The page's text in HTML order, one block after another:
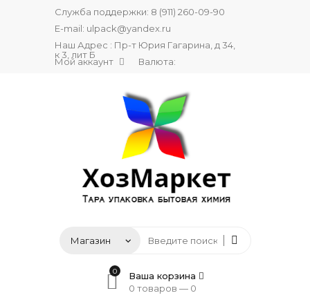
Служба поддержки: 8 (911) 260-09-90
E-mail: ulpack@yandex.ru
Наш Адрес : Пр-т Юрия Гагарина, д 34,
к 3, лит Б
Мой аккаунт Валюта:
0
Ваша корзина
0 товаров — 0